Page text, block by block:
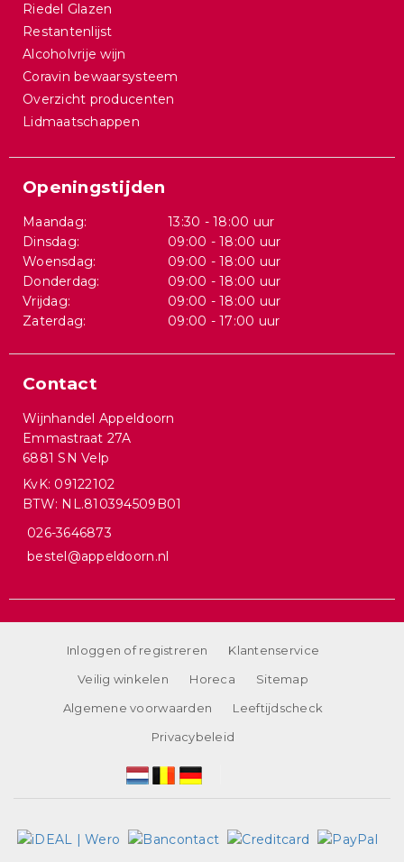
Riedel Glazen
Restantenlijst
Alcoholvrije wijn
Coravin bewaarsysteem
Overzicht producenten
Lidmaatschappen
Openingstijden
Maandag:
13:30 - 18:00 uur
Dinsdag:
09:00 - 18:00 uur
Woensdag:
09:00 - 18:00 uur
Donderdag:
09:00 - 18:00 uur
Vrijdag:
09:00 - 18:00 uur
Zaterdag:
09:00 - 17:00 uur
Contact
Wijnhandel Appeldoorn
Emmastraat 27A
6881 SN Velp
KvK: 09122102
BTW: NL.810394509B01
026-3646873
bestel@appeldoorn.nl
Inloggen of registreren
Klantenservice
Veilig winkelen
Horeca
Sitemap
Algemene voorwaarden
Leeftijdscheck
Privacybeleid